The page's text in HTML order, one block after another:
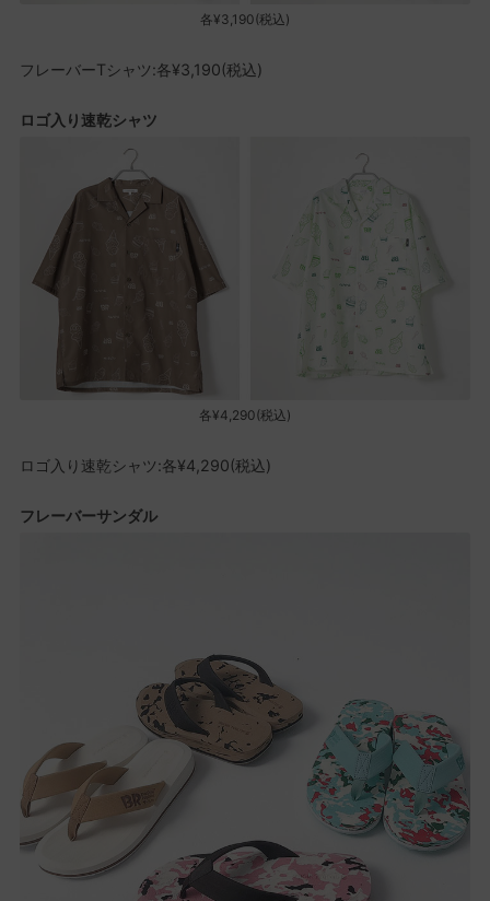
各¥3,190(税込)
フレーバーTシャツ:各¥3,190(税込)
​ロゴ入り速乾シャツ
各¥4,290(税込)
​ロゴ入り速乾シャツ:各¥4,290(税込)
フレーバーサンダル